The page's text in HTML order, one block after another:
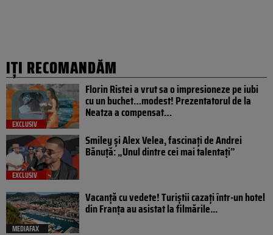
IȚI RECOMANDĂM
EXCLUSIV
Florin Ristei a vrut sa o impresioneze pe iubi
cu un buchet…modest! Prezentatorul de la
Neatza a compensat…
EXCLUSIV
Smiley și Alex Velea, fascinați de Andrei
Bănuță: „Unul dintre cei mai talentați”
MEDIAFAX
Vacanță cu vedete! Turiștii cazați într-un hotel
din Franța au asistat la filmările...